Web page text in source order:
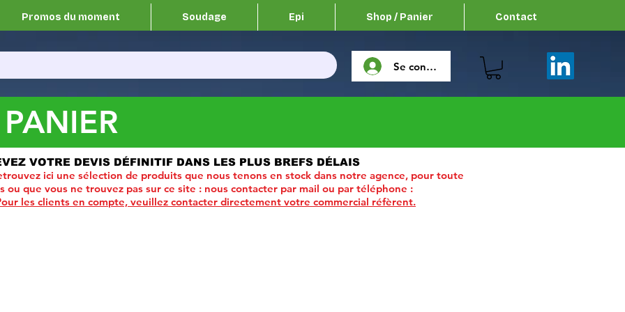
Promos du moment Soudage Epi Shop / Panier Contact
Se connecter
VOTRE DEVIS DÉFINITIF DANS LES PLUS BREFS DÉLAIS
ici une sélection de produits que nous tenons en stock dans notre agence, pour toute
que vous ne trouvez pas sur ce site : nous contacter par mail ou par téléphone :
les clients en compte, veuillez contacter directement votre commercial réfèrent.